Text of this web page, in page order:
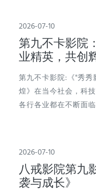
2026-07-10
第九不卡影院
业精英，共创
第九不卡影院:《"秀
煌》在当今社会，科
各行各业都在不断面
2026-07-10
八戒影院第九
袭与成长》